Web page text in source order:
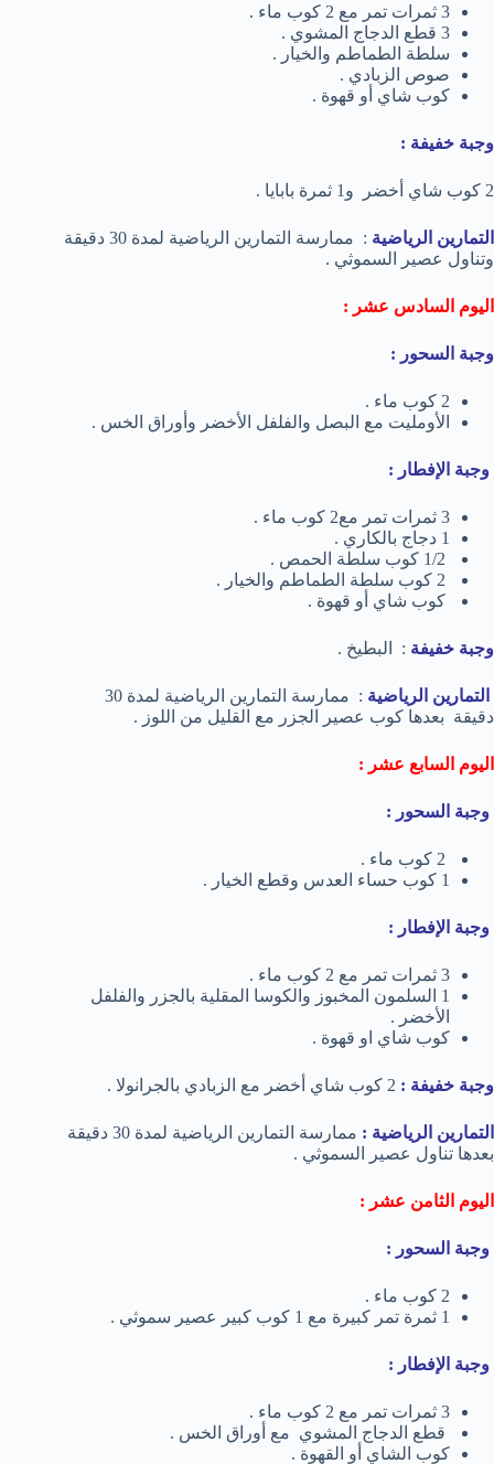
3 ثمرات تمر مع 2 كوب ماء .
3 قطع الدجاج المشوي .
سلطة الطماطم والخيار .
صوص الزبادي .
كوب شاي أو قهوة .
وجبة خفيفة :
2 كوب شاي أخضر و1 ثمرة بابايا .
التمارين الرياضية
: ممارسة التمارين الرياضية لمدة 30 دقيقة
وتناول عصير السموثي .
اليوم السادس عشر :
وجبة السحور :
2 كوب ماء .
الأومليت مع البصل والفلفل الأخضر وأوراق الخس .
وجبة الإفطار :
3 ثمرات تمر مع2 كوب ماء .
1 دجاج بالكاري .
كوب شاي أو قهوة .
وجبة خفيفة : البطيخ .
التمارين الرياضية
: ممارسة التمارين الرياضية لمدة 30
دقيقة بعدها كوب عصير الجزر مع القليل من اللوز .
اليوم السابع عشر :
وجبة السحور :
1 كوب حساء العدس وقطع الخيار .
وجبة الإفطار :
3 ثمرات تمر مع 2 كوب ماء .
1 السلمون المخبوز والكوسا المقلية بالجزر والفلفل
الأخضر .
كوب شاي او قهوة .
وجبة خفيفة :
التمارين الرياضية :
ممارسة التمارين الرياضية لمدة 30 دقيقة
بعدها تناول عصير السموثي .
اليوم الثامن عشر :
وجبة السحور :
2 كوب ماء .
1 ثمرة تمر كبيرة مع 1 كوب كبير عصير سموثي .
وجبة الإفطار :
3 ثمرات تمر مع 2 كوب ماء .
قطع الدجاج المشوي مع أوراق الخس .
كوب الشاي أو القهوة .